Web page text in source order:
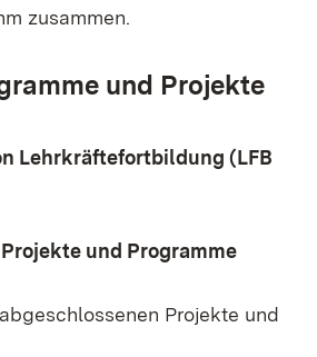
zusammen.
und Projekte
Lehrkräftefortbildung (LFB
und Programme
Projekte und